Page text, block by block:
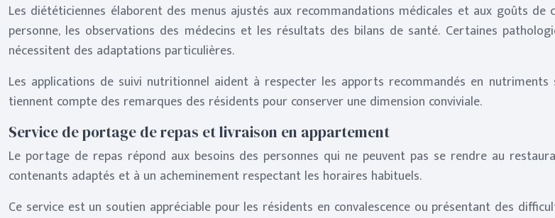
Les diététiciennes élaborent des menus ajustés aux recommandations médicales et aux goûts de
personne, les observations des médecins et les résultats des bilans de santé. Certaines
nécessitent des adaptations particulières.
Les applications de suivi nutritionnel aident à respecter les apports recommandés en
tiennent compte des remarques des résidents pour conserver une dimension conviviale.
Service de portage de repas et livraison en appartement
Le portage de repas répond aux besoins des personnes qui ne peuvent pas se rendre au
contenants adaptés et à un acheminement respectant les horaires habituels.
Ce service est un soutien appréciable pour les résidents en convalescence ou présentant des